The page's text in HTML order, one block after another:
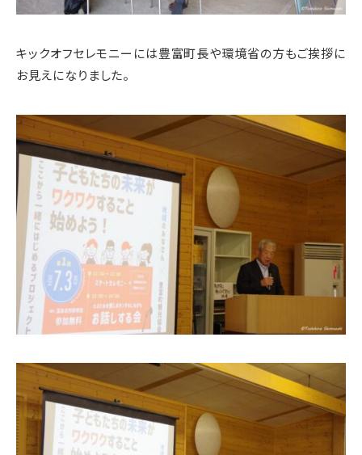
キックオフセレモニーには豊富町長や環境省の方もご挨拶に
お見えになりました。